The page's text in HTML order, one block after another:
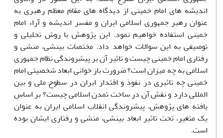
اندیشه های امام خمینی از دیدگاه های مقام معظم رهبری به
عنوان رهبر جمهوری اسلامی ایران و مفسر اندیشه و آراء امام
خمینی استفاده خواهیم نمود. این پژوهش با روش تحلیلی و
توصیفی به این سوالات خواهد داد. مختصات بینشی، منشی و
رفتاری امام خمینی چیست و تاثیر آن بر پیشروندگی نظام جمهوری
اسلامی به چه میزان است؟ ضرورت باز خوانی ابعاد شخصیتی امام
خمینی چه تاثیری در نفوذ و اقتدار ایران در سطوح ملی و بین
المللی دارد و نقش آن در ساخت تمدن اسلامی چیست؟ بر اساس
یافته های پژوهش، پیشروندگی انقلاب اسلامی ایران به عنوان
یک متغیر، تحت تاثیر ابعاد بینشی، منشی و رفتاری ایشان بوده
است.